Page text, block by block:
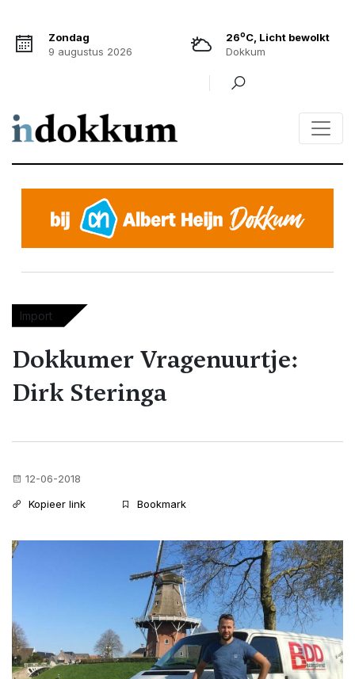
Zondag
9 augustus 2026
26oC, Licht bewolkt
Dokkum
Import
Dokkumer Vragenuurtje:
Dirk Steringa
12-06-2018
Kopieer link
Bookmark